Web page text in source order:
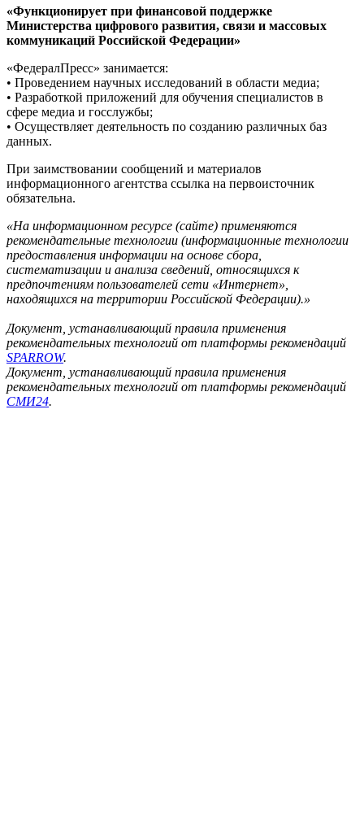
«Функционирует при финансовой поддержке
Министерства цифрового развития, связи и массовых
коммуникаций Российской Федерации»
«ФедералПресс» занимается:
• Проведением научных исследований в области медиа;
• Разработкой приложений для обучения специалистов в
сфере медиа и госслужбы;
• Осуществляет деятельность по созданию различных баз
данных.
При заимствовании сообщений и материалов
информационного агентства ссылка на первоисточник
обязательна.
«На информационном ресурсе (сайте) применяются
рекомендательные технологии (информационные технологии
предоставления информации на основе сбора,
систематизации и анализа сведений, относящихся к
предпочтениям пользователей сети «Интернет»,
находящихся на территории Российской Федерации).»
Документ, устанавливающий правила применения
рекомендательных технологий от платформы рекомендаций
SPARROW.
Документ, устанавливающий правила применения
рекомендательных технологий от платформы рекомендаций
СМИ24.